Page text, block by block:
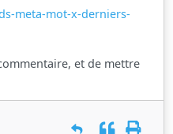
meta-mot-x-derniers-
et de mettre